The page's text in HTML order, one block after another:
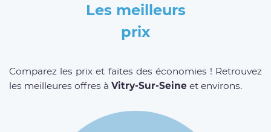
Les meilleurs
prix
Comparez les prix et faites des économies ! Retrouvez
les meilleures offres à Vitry-Sur-Seine et environs.